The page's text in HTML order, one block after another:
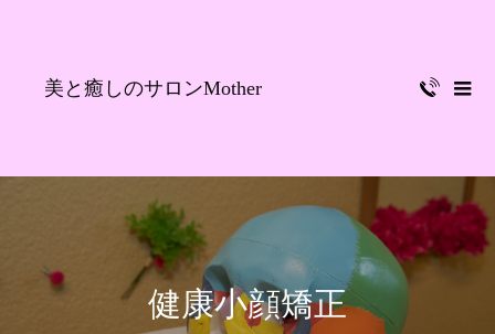
美と癒しのサロンMother
健康小顔矯正